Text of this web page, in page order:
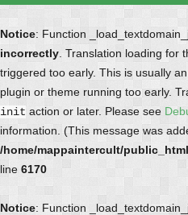
Notice: Function
incorrectly . Translation loading for
triggered too early. This is usually
plugin or theme running too early.
init action or later. Please see
information. (This message was
/home/mappaintercult/
line 6170
Notice: Function